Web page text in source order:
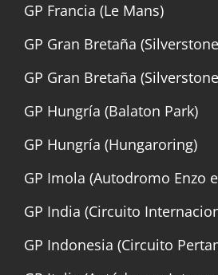
GP Francia (Le Mans)
GP Gran Bretaña
GP Gran Bretaña
GP Hungría (Balaton Park)
GP Hungría (Hungaroring)
GP Imola (Autodromo Enzo
GP India (Circuito
GP Indonesia (Circuito